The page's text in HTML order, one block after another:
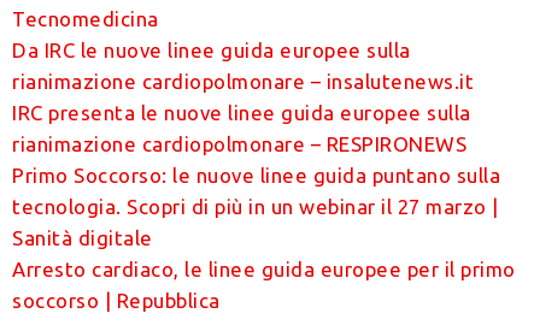
Tecnomedicina
Da IRC le nuove linee guida europee sulla
rianimazione cardiopolmonare – insalutenews.it
IRC presenta le nuove linee guida europee sulla
rianimazione cardiopolmonare – RESPIRONEWS
Primo Soccorso: le nuove linee guida puntano sulla
tecnologia. Scopri di più in un webinar il 27 marzo |
Sanità digitale
Arresto cardiaco, le linee guida europee per il primo
soccorso | Repubblica